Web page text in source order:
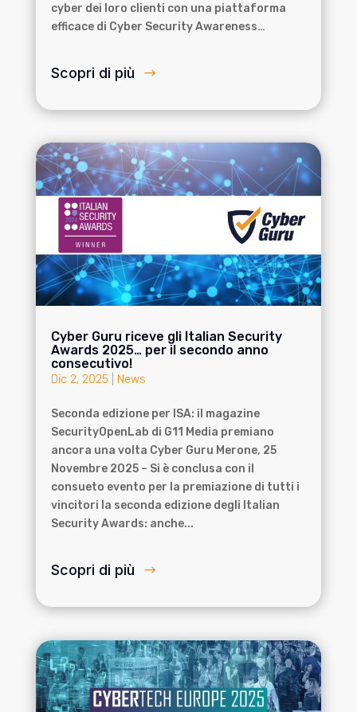
cyber dei loro clienti con una piattaforma
efficace di Cyber Security Awareness…
Scopri di più
Cyber Guru riceve gli Italian Security
Awards 2025… per il secondo anno
consecutivo!
Dic 2, 2025 News
Seconda edizione per ISA: il magazine
SecurityOpenLab di G11 Media premiano
ancora una volta Cyber Guru Merone, 25
Novembre 2025 – Si è conclusa con il
consueto evento per la premiazione di tutti i
vincitori la seconda edizione degli Italian
Security Awards: anche...
Scopri di più